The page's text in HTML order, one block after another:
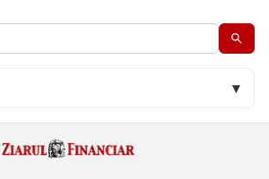
▾